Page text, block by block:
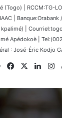
(Togo) | RCCM:TG-
|
|
Apédokoè |
: José-Éric Kodjo
WebsiteFacebook
X